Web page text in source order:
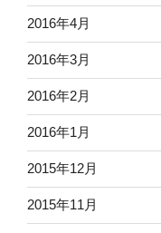
2016年4月
2016年3月
2016年2月
2016年1月
2015年12月
2015年11月